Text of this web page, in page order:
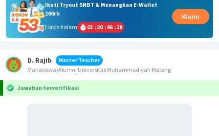
Ikuti Tryout SNBT & Menangkan E-Wallet
100rb
Habis dalam
01 :20 :46 :18
Klaim
D. Rajib
Master Teacher
Mahasiswa/Alumni Universitas Muhammadiyah Malang
Jawaban terverifikasi